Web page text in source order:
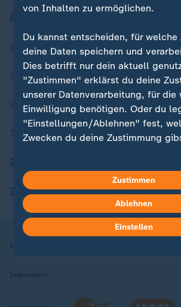
Zuletzt veröffentlicht
Aktuelle Sendungs-Videos
ZDFheute Stories
Themen im Überblick
ZDFheute Apps
Nutzungsbedingungen
Impressum
von Inhalten zu ermöglichen.
Du kannst entscheiden, für welche
deine Daten speichern und
Dies betrifft nur dein aktuell
"Zustimmen" erklärst du deine
unserer Datenverarbeitung, für die
Einwilligung benötigen. Oder du
"Einstellungen/Ablehnen" fest,
Zwecken du deine Zustimmung
in deinen Einstellungen widerrufen
Hier findest du das Impressum.
Weitere Informationen findest du in
Datenschutzerklärung.
Zustimmen
Ablehnen
Einstellen